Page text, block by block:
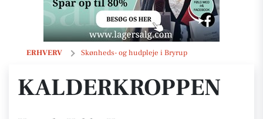
ERHVERV Skønheds- og hudpleje i Bryrup
KalderKroppen
KALDERKROPPEN